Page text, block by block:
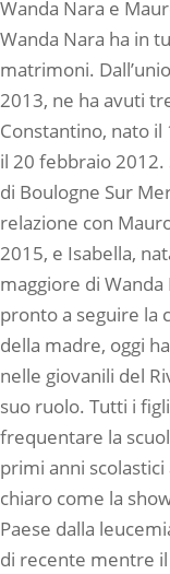
Wanda Nara e
Wanda Nara ha in
matrimoni.
2013, ne ha avuti
Constantino, nato
il 20 febbraio 2012.
di Boulogne Sur
relazione con
2015, e Isabella,
maggiore di
pronto a seguire la
della madre, oggi
nelle giovanili del
suo ruolo. Tutti i
frequentare la
primi anni
chiaro come la
Paese dalla
di recente mentre